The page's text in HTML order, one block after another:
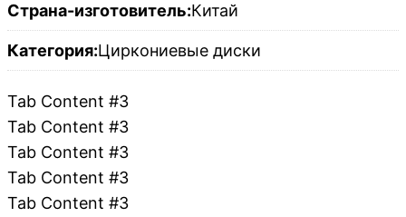
Страна-изготовитель:Китай
Категория:Циркониевые диски
Tab Content #3
Tab Content #3
Tab Content #3
Tab Content #3
Tab Content #3